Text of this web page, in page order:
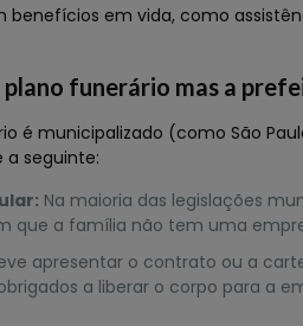
benefícios em vida, como
funerário mas a
é municipalizado (como São
a seguinte:
Na maioria das legislações
que a família não tem uma
apresentar o contrato ou a
obrigados a liberar o corpo para